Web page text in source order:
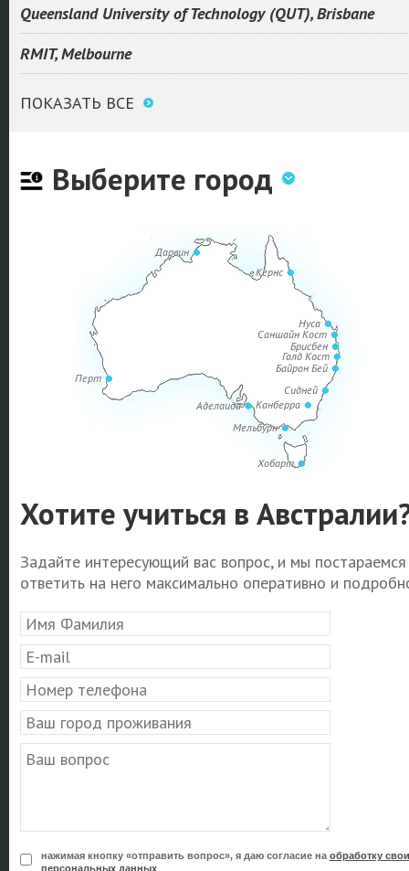
Queensland University of Technology (QUT), Brisbane
RMIT, Melbourne
ПОКАЗАТЬ ВСЕ
Выберите город
Сидней
Аделаида
Байрон Бей
Брисбен
Голд Кост
Канберра
Кернс
Мельбурн
Перт
Саншайн Кост
Хобарт
Нуса
Дарвин
Хотите учиться в
Задайте интересующий вас вопрос, и мы постараемся
ответить на него максимально оперативно и
нажимая кнопку «отправить вопрос», я даю согласие на обработку
персональных данных